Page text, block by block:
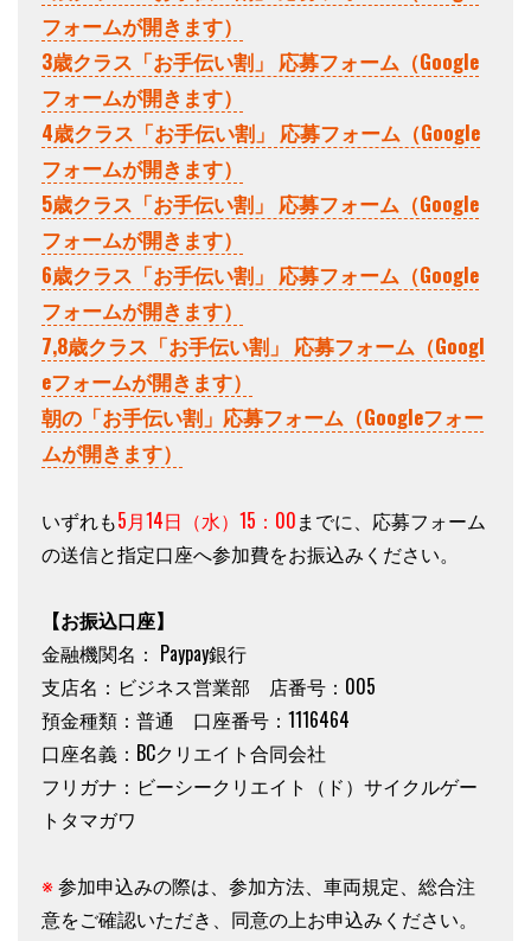
フォームが開きます）
3歳クラス「お手伝い割」 応募フォーム（Google
フォームが開きます）
4歳クラス「お手伝い割」 応募フォーム（Google
フォームが開きます）
5歳クラス「お手伝い割」 応募フォーム（Google
フォームが開きます）
6歳クラス「お手伝い割」 応募フォーム（Google
フォームが開きます）
7,8歳クラス「お手伝い割」 応募フォーム（Googl
eフォームが開きます）
朝の「お手伝い割」応募フォーム（Googleフォー
ムが開きます）
いずれも5月14日（水） 15：00までに、応募フォーム
の送信と指定口座へ参加費をお振込みください。
【お振込口座】
金融機関名： Paypay銀行
支店名：ビジネス営業部 店番号：005
預金種類：普通 口座番号：1116464
口座名義：BCクリエイト合同会社
フリガナ：ビーシークリエイト（ド）サイクルゲー
トタマガワ
※参加申込みの際は、参加方法、車両規定、総合注
意をご確認いただき、同意の上お申込みください。